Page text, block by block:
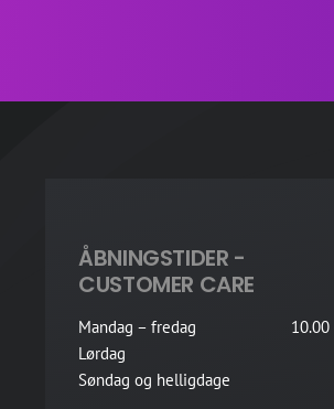
ÅBNINGSTIDER -
CUSTOMER CARE
Mandag – fredag
10.00
Lørdag
Søndag og helligdage